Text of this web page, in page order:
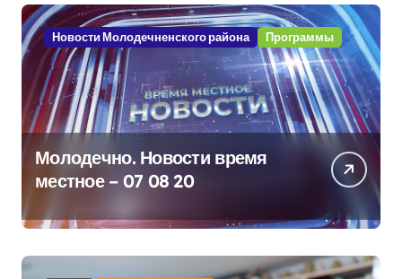
Новости Молодечненского района Программы
Молодечно. Новости время
местное – 07 08 20